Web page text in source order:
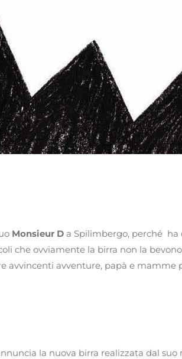
Monsieur D a Spilimbergo, perché ha
che ovviamente la birra non la
avvincenti avventure, papà e
la nuova birra realizzata dal